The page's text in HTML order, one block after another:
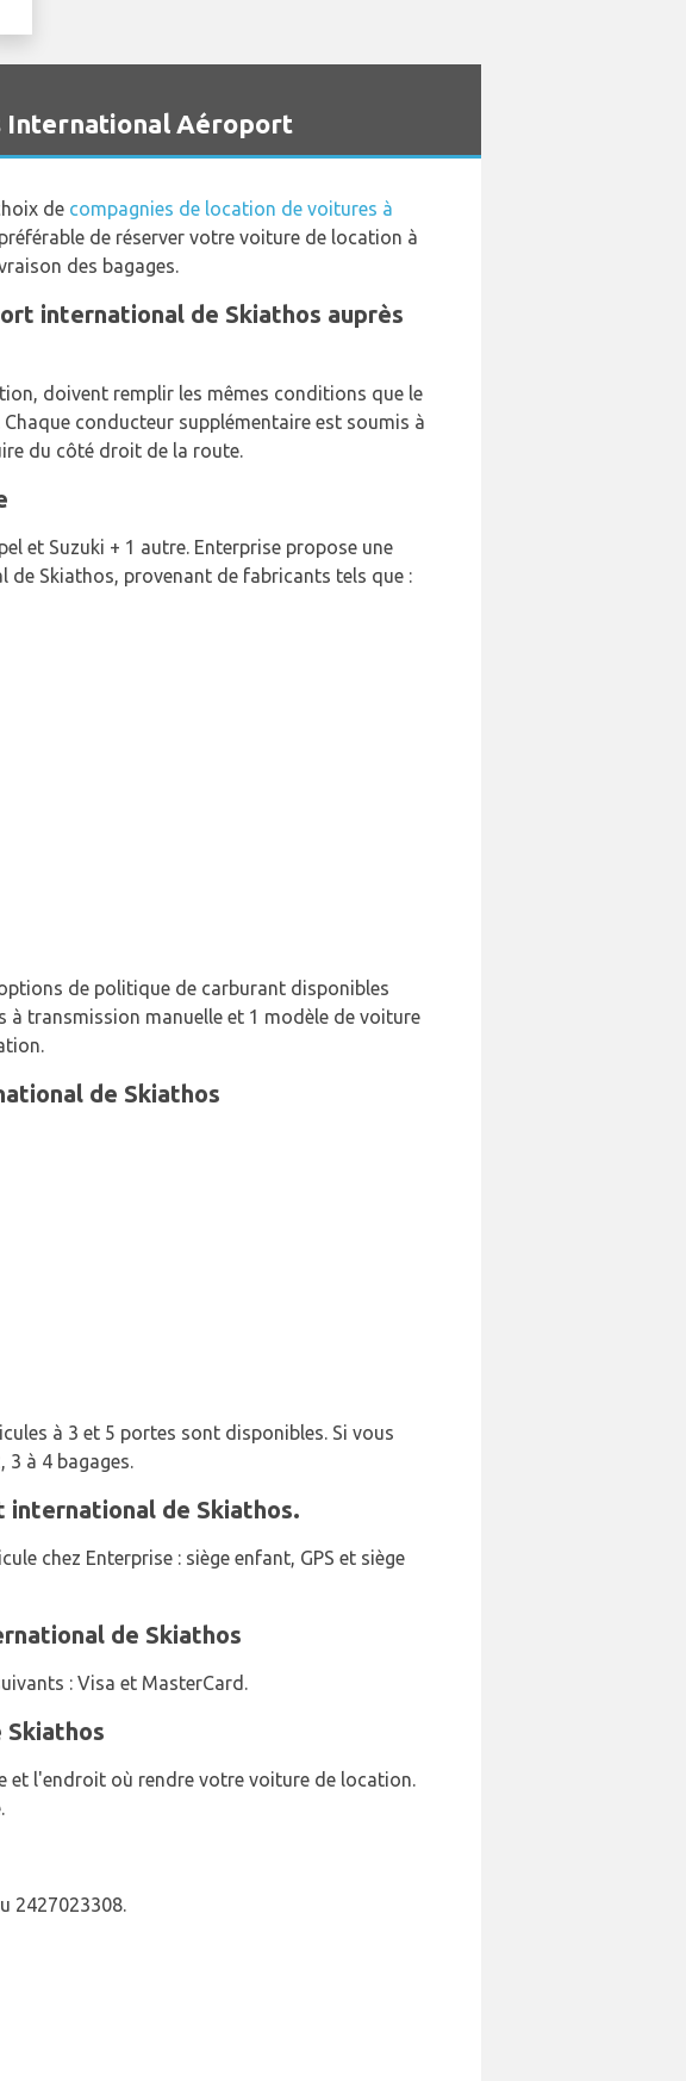
International Aéroport
de compagnies de location de voitures à
de réserver votre voiture de location à
des bagages.
international de Skiathos auprès
doivent remplir les mêmes conditions que le
conducteur supplémentaire est soumis à
du côté droit de la route.
et Suzuki + 1 autre. Enterprise propose une
Skiathos, provenant de fabricants tels que :
de politique de carburant disponibles
à transmission manuelle et 1 modèle de voiture
de Skiathos
à 3 et 5 portes sont disponibles. Si vous
3 à 4 bagages.
de Skiathos.
chez Enterprise : siège enfant, GPS et siège
de Skiathos
: Visa et MasterCard.
et l'endroit où rendre votre voiture de location.
2427023308.